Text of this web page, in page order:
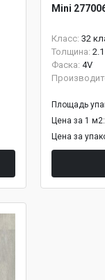
Mini
Класс: 32
Толщина:
Фаска: 4V
Площадь
Цена за 1 м2:
Цена за